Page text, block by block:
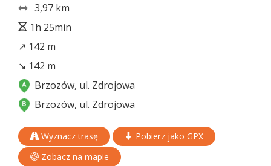
3,97 km
1h 25min
↗ 142 m
↘ 142 m
Brzozów, ul. Zdrojowa
Brzozów, ul. Zdrojowa
Wyznacz trasę
Pobierz jako GPX
Zobacz na mapie